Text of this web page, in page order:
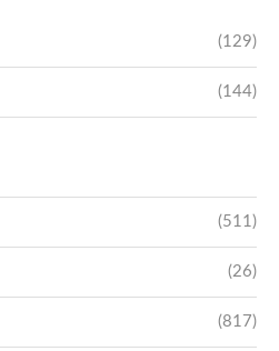
(129)
(144)
(511)
(26)
(817)